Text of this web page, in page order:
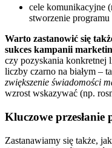
cele komunikacyjne
stworzenie
Warto zastanowić się
sukces kampanii
czy pozyskania konkretnej
liczby czarno na białym –
zwiększenie świadomości
wzrost wskazywać (np.
Kluczowe przesłanie
Zastanawiamy się także,